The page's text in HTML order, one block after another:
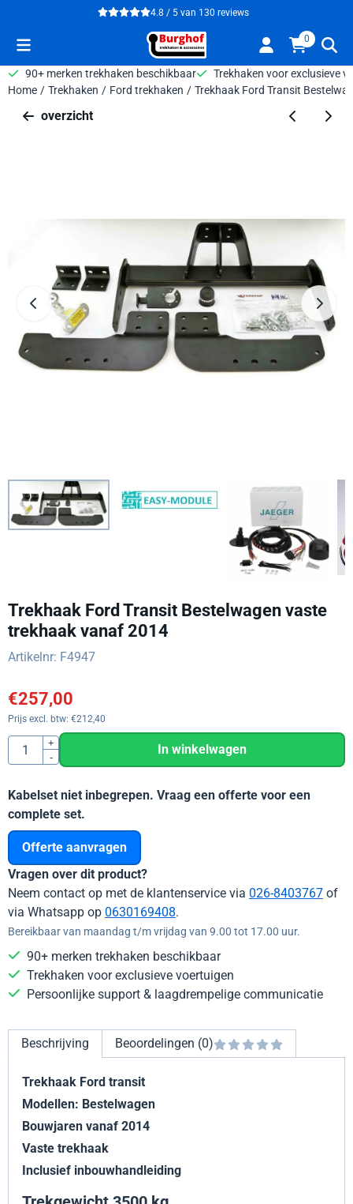
Cookievoorkeuren zijn beschikbaar. Kies instellingen of sta alle
4.8 / 5 van 130 reviews
0
90+ merken trekhaken beschikbaar
Trekhaken voor exclusieve
Home / Trekhaken / Ford trekhaken / Trekhaak Ford Transit
overzicht
Trekhaak Ford Transit Bestelwagen vaste
trekhaak vanaf 2014
Artikelnr: F4947
€257,00
Prijs excl. btw: €212,40
Aantal
+
-
In winkelwagen
Kabelset niet inbegrepen. Vraag een offerte voor een
complete set.
Offerte aanvragen
Vragen over dit product?
Neem contact op met de klantenservice via 026-8403767 of
via Whatsapp op 0630169408.
Bereikbaar van maandag t/m vrijdag van 9.00 tot 17.00 uur.
90+ merken trekhaken beschikbaar
Trekhaken voor exclusieve voertuigen
Persoonlijke support & laagdrempelige communicatie
Beschrijving Beoordelingen (0)
Trekhaak Ford transit
Modellen: Bestelwagen
Bouwjaren vanaf 2014
Vaste trekhaak
Inclusief inbouwhandleiding